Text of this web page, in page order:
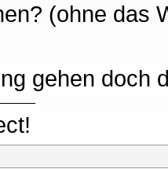
(ohne das
gehen doch